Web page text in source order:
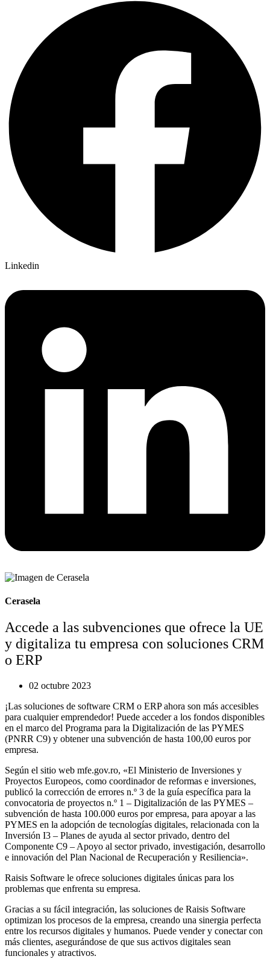
Linkedin
Cerasela
Accede a las subvenciones que ofrece la UE
y digitaliza tu empresa con soluciones CRM
o ERP
02 octubre 2023
¡Las soluciones de software CRM o ERP ahora son más accesibles
para cualquier emprendedor! Puede acceder a los fondos disponibles
en el marco del Programa para la Digitalización de las PYMES
(PNRR C9) y obtener una subvención de hasta 100,00 euros por
empresa.
Según el sitio web mfe.gov.ro, «El Ministerio de Inversiones y
Proyectos Europeos, como coordinador de reformas e inversiones,
publicó la corrección de errores n.º 3 de la guía específica para la
convocatoria de proyectos n.º 1 – Digitalización de las PYMES –
subvención de hasta 100.000 euros por empresa, para apoyar a las
PYMES en la adopción de tecnologías digitales, relacionada con la
Inversión I3 – Planes de ayuda al sector privado, dentro del
Componente C9 – Apoyo al sector privado, investigación, desarrollo
e innovación del Plan Nacional de Recuperación y Resiliencia».
Raisis Software le ofrece soluciones digitales únicas para los
problemas que enfrenta su empresa.
Gracias a su fácil integración, las soluciones de Raisis Software
optimizan los procesos de la empresa, creando una sinergia perfecta
entre los recursos digitales y humanos. Puede vender y conectar con
más clientes, asegurándose de que sus activos digitales sean
funcionales y atractivos.